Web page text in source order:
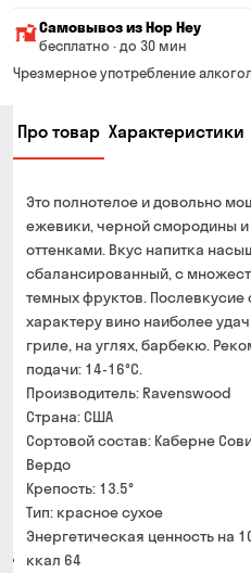
Минимальная сумма всего
Стоимость доставки
От 200 до 299 грн
От 400 до 699 грн
Срок доставки — до 90
*на время доставки могут
Оплата:
наличными курьеру
банковской картой на
Самовывоз из Hop Hey
бесплатно · до 30 мин
Минимальная сумма
Можете без очереди
для Вас время
наличными в магазине
банковской картой на
Чрезмерное употребление
Про товар Характеристики
Это полнотелое и довольно
ежевики, черной смородины
оттенками. Вкус напитка
сбалансированный, с
темных фруктов. Послевкусие
характеру вино наиболее
гриле, на углях, барбекю.
подачи: 14-16°C.
Производитель: Ravenswood
Страна: США
Сортовой состав: Каберне
Вердо
Крепость: 13.5°
Тип: красное сухое
Энергетическая ценность на
ккал 64